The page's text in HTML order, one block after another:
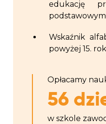
edukację
podstawowym
Wskaźnik
powyżej 15.
Opłacamy
56
w szkole